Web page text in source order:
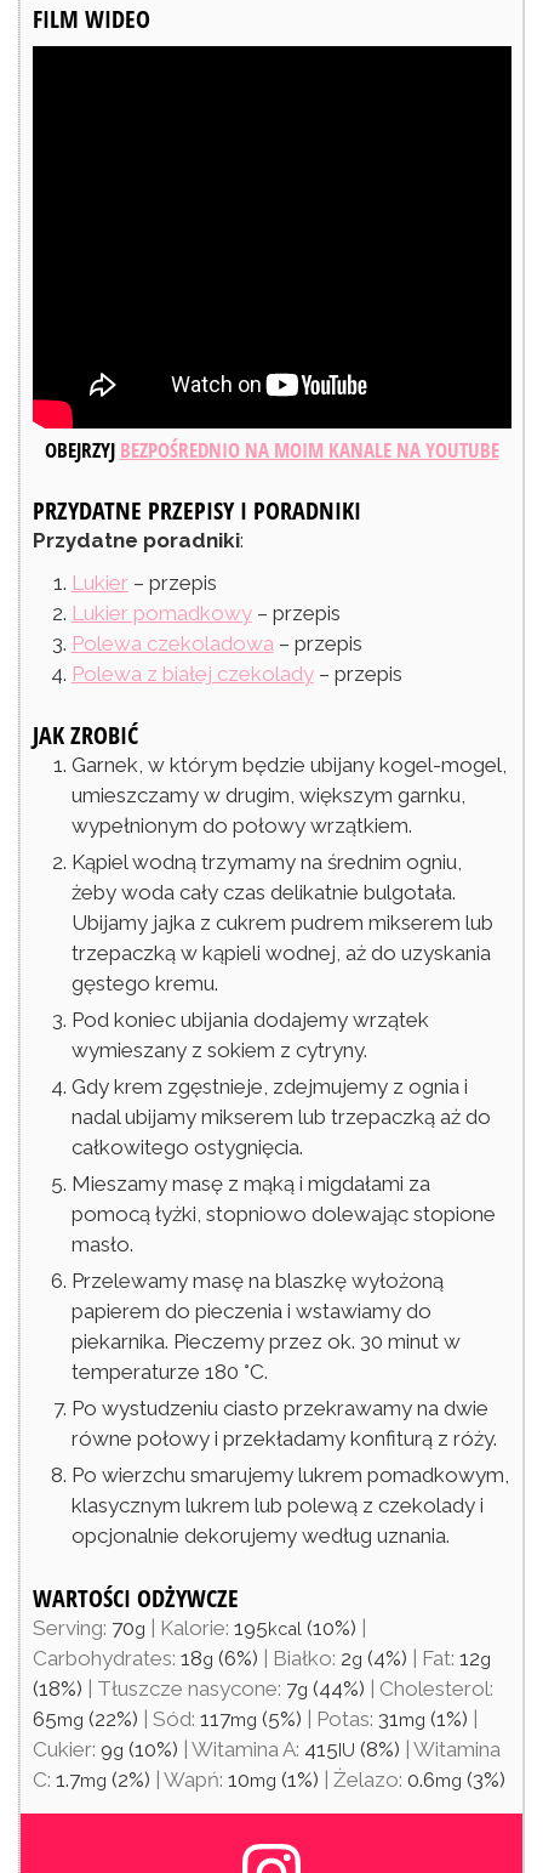
FILM WIDEO
OBEJRZYJ BEZPOŚREDNIO NA MOIM KANALE NA YOUTUBE
PRZYDATNE PRZEPISY I PORADNIKI
Przydatne poradniki:
Lukier– przepis
Lukier pomadkowy– przepis
Polewa czekoladowa – przepis
Polewa z białej czekolady– przepis
JAK ZROBIĆ
Garnek, w którym będzie ubijany kogel-mogel,
umieszczamy w drugim, większym garnku,
wypełnionym do połowy wrzątkiem.
Kąpiel wodną trzymamy na średnim ogniu,
żeby woda cały czas delikatnie bulgotała.
Ubijamy jajka z cukrem pudrem mikserem lub
trzepaczką w kąpieli wodnej, aż do uzyskania
gęstego kremu.
Pod koniec ubijania dodajemy wrzątek
wymieszany z sokiem z cytryny.
Gdy krem zgęstnieje, zdejmujemy z ognia i
nadal ubijamy mikserem lub trzepaczką aż do
całkowitego ostygnięcia.
Mieszamy masę z mąką i migdałami za
pomocą łyżki, stopniowo dolewając stopione
masło.
Przelewamy masę na blaszkę wyłożoną
papierem do pieczenia i wstawiamy do
piekarnika. Pieczemy przez ok. 30 minut w
temperaturze 180 °C.
Po wystudzeniu ciasto przekrawamy na dwie
równe połowy i przekładamy konfiturą z róży.
Po wierzchu smarujemy lukrem pomadkowym,
klasycznym lukrem lub polewą z czekolady i
opcjonalnie dekorujemy według uznania.
WARTOŚCI ODŻYWCZE
Serving: 70g | Kalorie: 195kcal (10%) |
Carbohydrates: 18g (6%) | Białko: 2g (4%) | Fat: 12g
(18%) | Tłuszcze nasycone: 7g (44%) | Cholesterol:
65mg (22%) | Sód: 117mg (5%) | Potas: 31 mg (1%) |
Cukier: 9g (10%) | Witamina A: 415IU (8%) | Witamina
C: 1.7mg (2%) | Wapń: 10mg (1%) | Żelazo: 0.6mg (3%)